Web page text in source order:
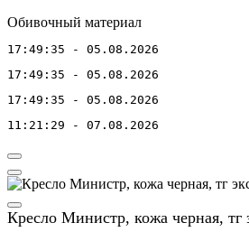
Обивочный материал
17:49:35 - 05.08.2026
17:49:35 - 05.08.2026
17:49:35 - 05.08.2026
11:21:29 - 07.08.2026
Кресло Министр, кожа черная, тг